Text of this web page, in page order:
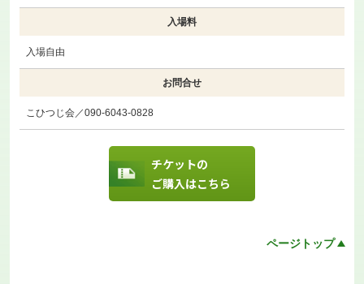
チケットの
ご購入はこちら
入場料
入場自由
お問合せ
こひつじ会／090-6043-0828
ページトップ